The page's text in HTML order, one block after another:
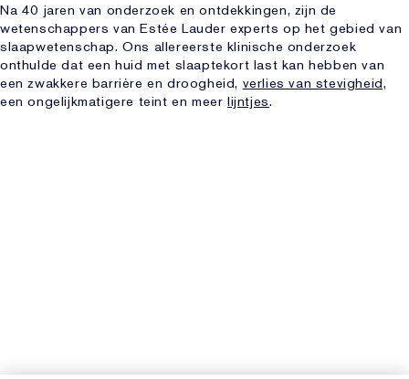
Na 40 jaren van onderzoek en ontdekkingen, zijn de
wetenschappers van Estée Lauder experts op het gebied van
slaapwetenschap. Ons allereerste klinische onderzoek
onthulde dat een huid met slaaptekort last kan hebben van
een zwakkere barrière en droogheid, verlies van stevigheid,
een ongelijkmatigere teint en meerlijntjes.